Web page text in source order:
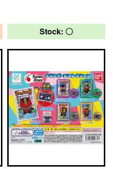
Stock: 〇